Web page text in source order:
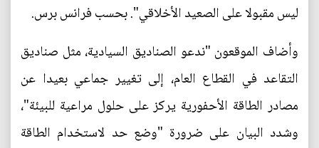
ليس مقبولا على الصعيد الأخلاقي". بحسب فرانس برس.
وأضاف الموقعون "ندعو الصناديق السيادية، مثل صناديق
التقاعد في القطاع العام، إلى تغيير جماعي بعيدا عن
مصادر الطاقة الأحفورية يركز على حلول مراعية للبيئة"،
وشدد البيان على ضرورة "وضع حد لاستخدام الطاقة